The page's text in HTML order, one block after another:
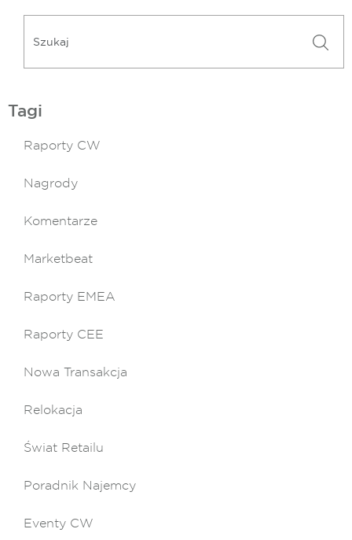
Tagi
Raporty CW
Nagrody
Komentarze
Marketbeat
Raporty EMEA
Raporty CEE
Nowa Transakcja
Relokacja
Świat Retailu
Poradnik Najemcy
Eventy CW